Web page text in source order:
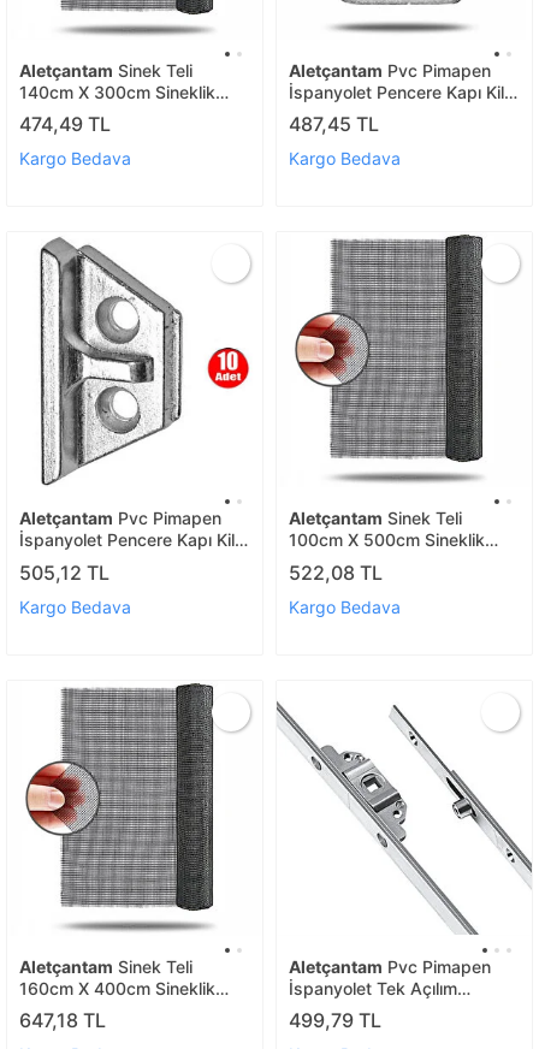
Aletçantam Sinek Teli
140cm X 300cm Sineklik
Tülü Fiberglass (güneşe
Dayanıklı)
474,49 TL
Kargo Bedava
Aletçantam Pvc Pimapen
İspanyolet Pencere Kapı Kilit
Karşılığı U Tip -10 Adet
487,45 TL
Kargo Bedava
Aletçantam Pvc Pimapen
İspanyolet Pencere Kapı Kilit
Karşılığı Üçgen -10 Adet
505,12 TL
Kargo Bedava
Aletçantam Sinek Teli
100cm X 500cm Sineklik
Tülü Fiberglass (güneşe
Dayanıklı)
522,08 TL
Kargo Bedava
Aletçantam Sinek Teli
160cm X 400cm Sineklik
Tülü Fiberglass (güneşe
Dayanıklı)
647,18 TL
Aletçantam Pvc Pimapen
İspanyolet Tek Açılım
Pencere Kilidi - 80cm
499,79 TL